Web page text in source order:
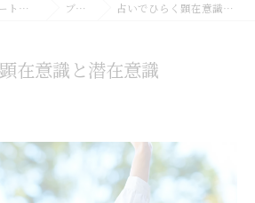
占いのメンタルサポートならライデザ ブログ 占いでひらく顕在意識と潜在意識
在意識と潜在意識